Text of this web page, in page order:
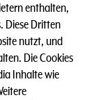
enthalten,
Diese Dritten
nutzt, und
Die Cookies
Inhalte wie